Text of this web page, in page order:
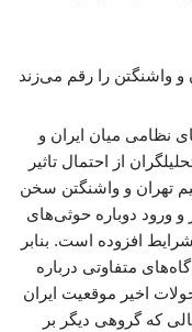
نظامی میان ایران و
از احتمال تاثیر
تهران و واشنگتن سخن
و ورود دوباره حوثی‌های
افزوده است. بنابر
متفاوتی درباره
اخیر موقعیت ایران
که گروهی دیگر بر